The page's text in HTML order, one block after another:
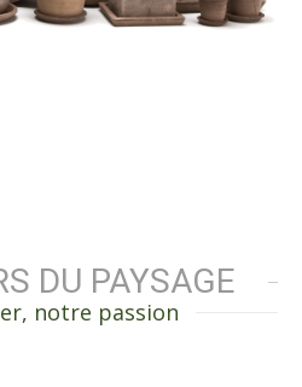
DU PAYSAGE
notre passion